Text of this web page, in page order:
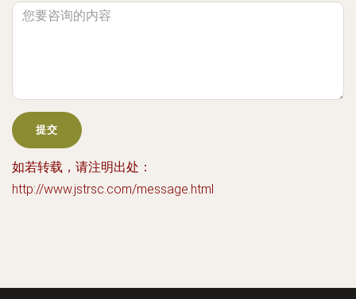
如若转载，请注明出处：
http://www.jstrsc.com/message.html